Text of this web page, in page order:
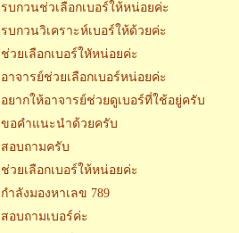
รบกวนช่วเลือกเบอร์ให้หน่อยค่ะ
รบกวนวิเคราะห์เบอร์ให้ด้วยค่ะ
ช่วยเลือกเบอร์ใหัหน่อยค่ะ
อาจารย์ช่วยเลือกเบอร์หน่อยค่ะ
อยากให้อาจารย์ช่วยดูเบอร์ที่ใช้อยู่ครับ
ขอคำแนะนำด้วยครับ
สอบถามครับ
ช่วยเลือกเบอร์ให้หน่อยค่ะ
กำลังมองหาเลข 789
สอบถามเบอร์ค่ะ